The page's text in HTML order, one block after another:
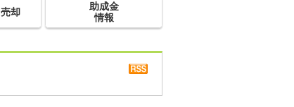
売却
助成金
情報